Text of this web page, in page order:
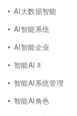
AI大数据智能
AI智能系统
AI智能企业
智能AI it
智能AI系统管理
智能AI角色